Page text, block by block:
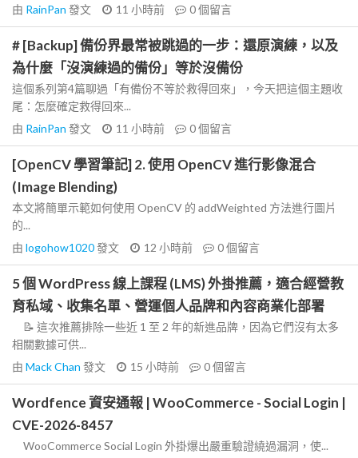
由 RainPan 發文 11 小時前 0個留言
# [Backup] 備份界最常被跳過的一步：還原演練，以及
為什麼「沒演練過的備份」等於沒備份
這個系列第4篇聊過「有備份不等於救得回來」，今天把這個主題收
尾：怎麼確定救得回來...
由 RainPan 發文 11 小時前 0個留言
[OpenCV 學習筆記] 2. 使用 OpenCV 進行影像混合
(Image Blending)
本文將簡單示範如何使用 OpenCV 的 addWeighted 方法進行圖片
的...
由 logohow1020發文 12 小時前 0個留言
5 個 WordPress 線上課程 (LMS) 外掛推薦，適合經營教
育私域、收集名單、營運個人品牌和內容商業化部署
📝 這次推薦排除一些近 1 至 2 年的新進品牌，因為它們沒有太多
相關數據可供...
由 Mack Chan 發文 15 小時前 0個留言
Wordfence 資安通報 | WooCommerce - Social Login |
CVE-2026-8457
WooCommerce Social Login 外掛爆出嚴重驗證繞過漏洞，使...